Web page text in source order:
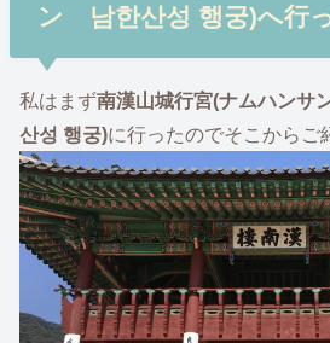
ン 남한산성 행궁)へ行
私はまず南漢山城行宮(ナムハン
산성 행궁)に行ったのでそこからご